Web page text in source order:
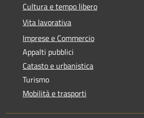
Cultura e tempo libero
Vita lavorativa
Imprese e Commercio
Appalti pubblici
Catasto e urbanistica
Turismo
Mobilità e trasporti